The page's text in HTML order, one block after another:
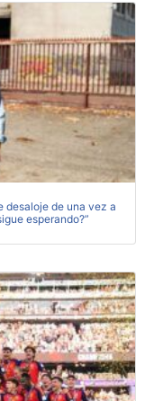
desaloje de una vez a
esperando?”